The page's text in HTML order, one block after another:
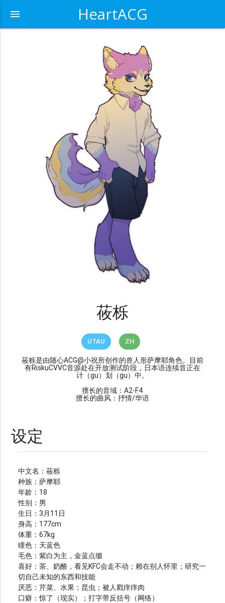
HeartACG
menu
莜栎
UTAU ZH
莜栎是由随心ACG@小祝所创作的兽人形萨摩耶角色。目前
有RiskuCVVC音源处在开放测试阶段，日本语连续音正在
计（gu）划（gu）中。
擅长的音域：A2-F4
擅长的曲风：抒情/华语
设定
中文名：莜栎
种族：萨摩耶
年龄：18
性别：男
生日：3月11日
身高：177cm
体重：67kg
瞳色：天蓝色
毛色：紫白为主，金蓝点缀
喜好：茶、奶酪，看见KFC会走不动；赖在别人怀里；研究一
切自己未知的东西和技能
厌恶：芹菜、水果；昆虫；被人戳痒痒肉
口癖：惊了（现实）；打字带反括号（网络）